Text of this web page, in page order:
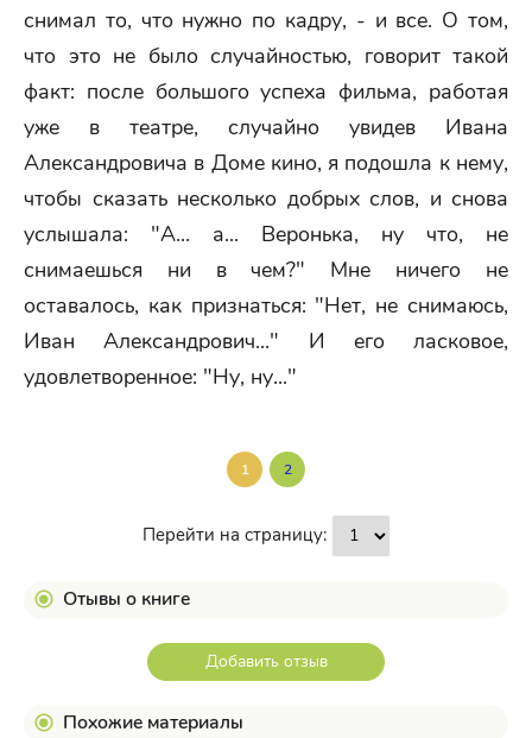
снимал то, что нужно по кадру, - и все. О том,
что это не было случайностью, говорит такой
факт: после большого успеха фильма, работая
уже в театре, случайно увидев Ивана
Александровича в Доме кино, я подошла к нему,
чтобы сказать несколько добрых слов, и снова
услышала: "А... а... Веронька, ну что, не
снимаешься ни в чем?" Мне ничего не
оставалось, как признаться: "Нет, не снимаюсь,
Иван Александрович..." И его ласковое,
удовлетворенное: "Ну, ну..."
1 2
Перейти на страницу:
Отывы о книге
Добавить отзыв
Похожие материалы